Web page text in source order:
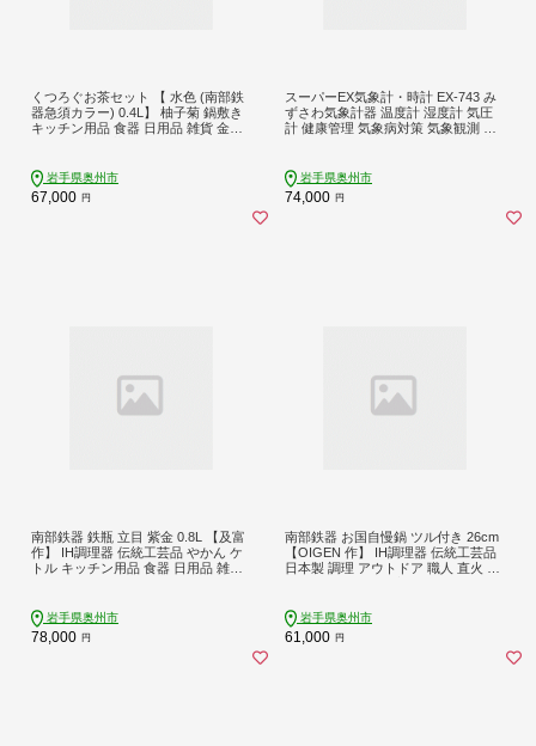
くつろぐお茶セット 【 水色 (南部鉄
器急須カラー) 0.4L】 柚子菊 鍋敷き
キッチン用品 食器 日用品 雑貨 金札
015]岩手県奥州市
67,000 円
スーパーEX気象計・時計 EX-743 み
ずさわ気象計器 温度計 湿度計 気圧
計 健康管理 気象病対策 気象観測 モ
岩手県奥州市
74,000 円
南部鉄器 鉄瓶 立目 紫金 0.8L 【及富
作】 IH調理器 伝統工芸品 やかん ケ
トル キッチン用品 食器 日用品 雑貨
岩手県奥州市
78,000 円
南部鉄器 お国自慢鍋 ツル付き 26cm
【OIGEN 作】 IH調理器 伝統工芸品
日本製 調理 アウトドア 職人 直火 キ
岩手県奥州市
61,000 円